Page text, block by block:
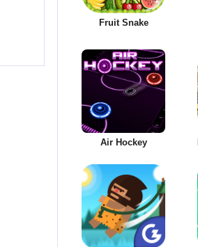
Fruit Snake
Air Hockey